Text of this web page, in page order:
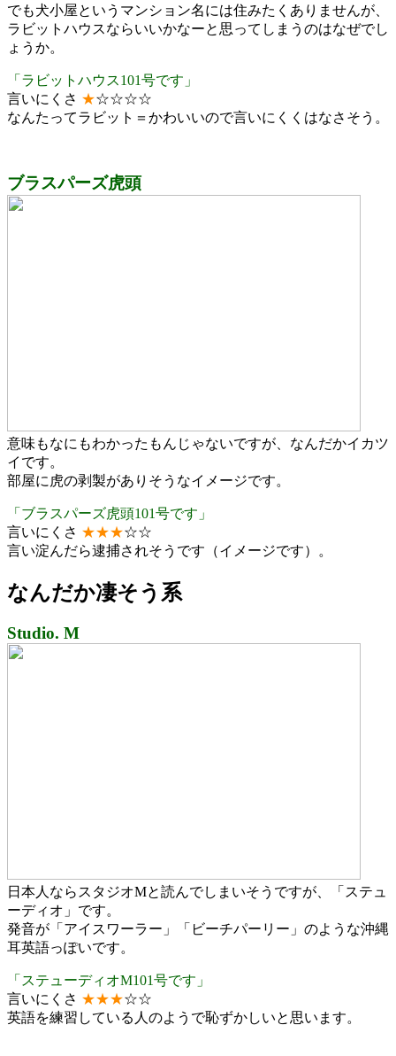
でも犬小屋というマンション名には住みたくありませんが、
ラビットハウスならいいかなーと思ってしまうのはなぜでし
ょうか。
「ラビットハウス101号です」
言いにくさ ★☆☆☆☆
なんたってラビット＝かわいいので言いにくくはなさそう。
ブラスパーズ虎頭
意味もなにもわかったもんじゃないですが、なんだかイカツ
イです。
部屋に虎の剥製がありそうなイメージです。
「ブラスパーズ虎頭101号です」
言いにくさ ★★★☆☆
言い淀んだら逮捕されそうです（イメージです）。
なんだか凄そう系
Studio. M
日本人ならスタジオMと読んでしまいそうですが、「ステュ
ーディオ」です。
発音が「アイスワーラー」「ビーチパーリー」のような沖縄
耳英語っぽいです。
「ステューディオM101号です」
言いにくさ ★★★☆☆
英語を練習している人のようで恥ずかしいと思います。